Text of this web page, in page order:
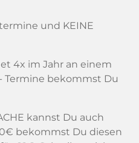
und KEINE
4x im Jahr an einem
Termine bekommst Du
kannst Du auch
bekommst Du diesen